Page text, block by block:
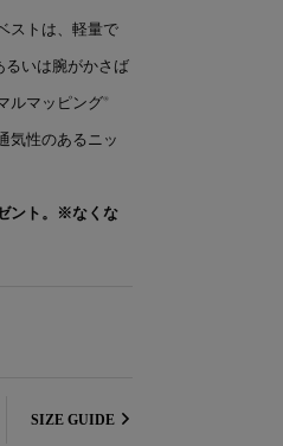
ストは、軽量で
るいは腕がかさば
ルマッピング®
気性のあるニッ
ント。※なくな
SIZE GUIDE